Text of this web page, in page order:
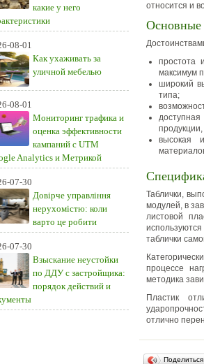
какие у него
08-01
Как ухаживать за
уличной мебелью
08-01
Мониторинг трафика и
оценка эффективности
кампаний с UTM
Analytics и Метрикой
07-30
Довірче управління
нерухомістю: коли
варто це робити
07-30
Взыскание неустойки
по ДДУ с застройщика:
порядок действий и
относится и
Основные
простота
максимум
широкий
типа;
высокая
Таблички,
модулей, в
листовой
таблички
процессе
методика
Пластик
отлично